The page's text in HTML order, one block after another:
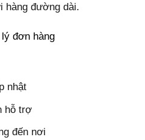
hàng đường dài.
đơn hàng
nhật
hỗ trợ
đến nơi